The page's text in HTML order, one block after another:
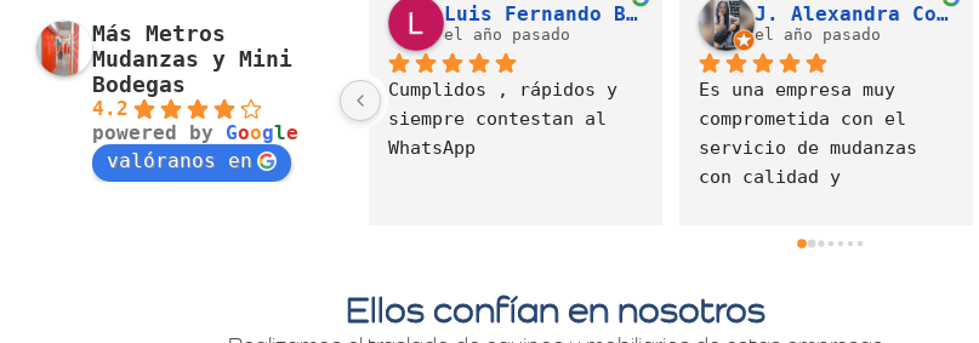
Más Metros
Mudanzas y Mini
Bodegas
4.2
powered by Google
valóranos en
el año pasado
Excelente servicio,
cumplimiento,
disposición  y cuidado
Valeria Díaz Gonzalez
el año pasado
Cristian David Gallego Campo (LATAM)
el año pasado
Ellos confían en nosotros